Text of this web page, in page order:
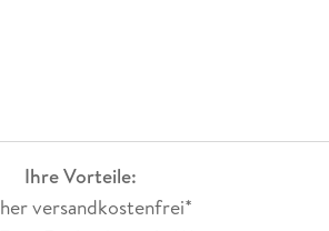
Ihre Vorteile:
versandkostenfrei*